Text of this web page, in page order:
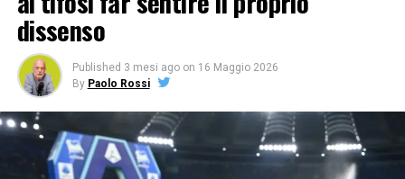
dissenso
Published 3 mesi ago on 16 Maggio 2026
By Paolo Rossi